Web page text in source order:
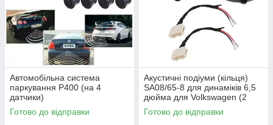
Автомобільна система
паркування P400 (на 4
датчики)
Готово до відправки
Акустичні подіуми (кільця)
SA08/65-8 для динаміків 6,5
дюйма для Volkswagen (2
штуки)
Готово до відправки